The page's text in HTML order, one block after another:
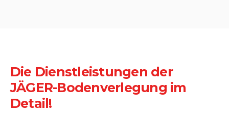
Die Dienstleistungen der
JÄGER-Bodenverlegung im
Detail!